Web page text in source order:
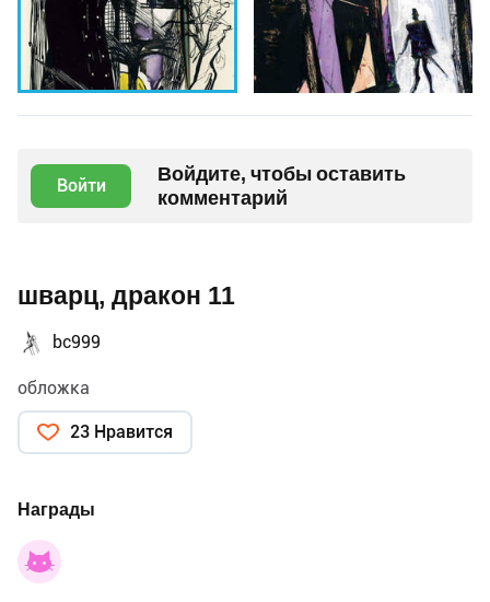
Войти
Войдите, чтобы оставить
комментарий
шварц, дракон 11
bc999
обложка
23 Нравится
Награды